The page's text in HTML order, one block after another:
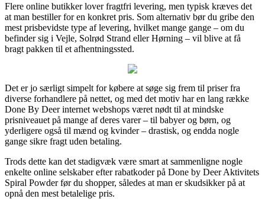
Flere online butikker lover fragtfri levering, men typisk kræves det
at man bestiller for en konkret pris. Som alternativ bør du gribe den
mest prisbevidste type af levering, hvilket mange gange – om du
befinder sig i Vejle, Solrød Strand eller Hørning – vil blive at få
bragt pakken til et afhentningssted.
Det er jo særligt simpelt for købere at søge sig frem til priser fra
diverse forhandlere på nettet, og med det motiv har en lang række
Done By Deer internet webshops været nødt til at mindske
prisniveauet på mange af deres varer – til babyer og børn, og
yderligere også til mænd og kvinder – drastisk, og endda nogle
gange sikre fragt uden betaling.
Trods dette kan det stadigvæk være smart at sammenligne nogle
enkelte online selskaber efter rabatkoder på Done by Deer Aktivitets
Spiral Powder før du shopper, således at man er skudsikker på at
opnå den mest betalelige pris.